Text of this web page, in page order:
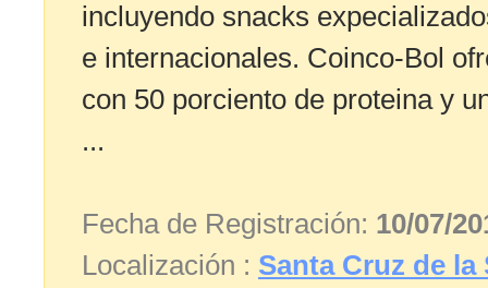
incluyendo snacks
e internacionales. Coinco-Bol
con 50 porciento de proteina y
...
Fecha de Registración: 10/07/
Localización : Santa Cruz de la